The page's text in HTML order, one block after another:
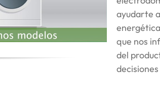
ayudarte
que nos
del